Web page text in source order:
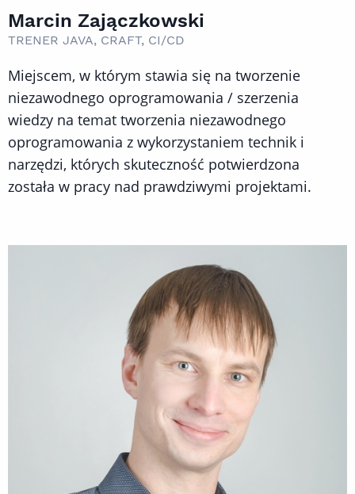
Marcin Zajączkowski
TRENER JAVA, CRAFT, CI/CD
Miejscem, w którym stawia się na tworzenie
niezawodnego oprogramowania / szerzenia
wiedzy na temat tworzenia niezawodnego
oprogramowania z wykorzystaniem technik i
narzędzi, których skuteczność potwierdzona
została w pracy nad prawdziwymi projektami.